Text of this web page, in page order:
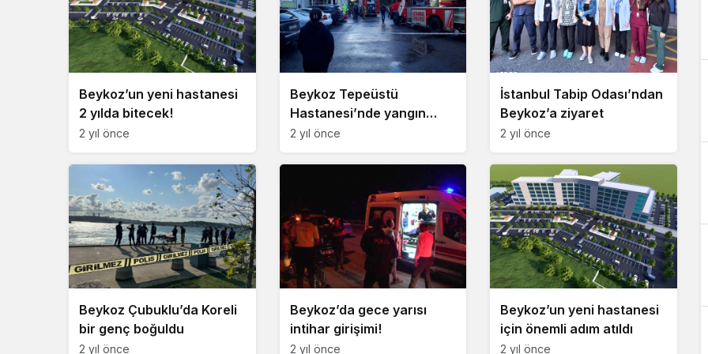
Beykoz’un yeni hastanesi
2 yılda bitecek!
2 yıl önce
Beykoz Tepeüstü
Hastanesi’nde yangın
paniği!
2 yıl önce
İstanbul Tabip Odası’ndan
Beykoz’a ziyaret
2 yıl önce
Beykoz Çubuklu’da Koreli
bir genç boğuldu
2 yıl önce
Beykoz’da gece yarısı
intihar girişimi!
2 yıl önce
Beykoz’un yeni hastanesi
için önemli adım atıldı
2 yıl önce